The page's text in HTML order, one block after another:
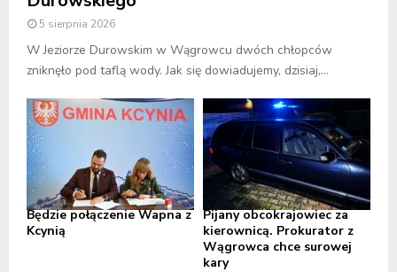
5 sierpnia 2026
W Jeziorze Durowskim w Wągrowcu dwóch chłopców
zniknęło pod taflą wody. Jak się dowiadujemy, dzisiaj,...
Będzie połączenie Wapna z
Kcynią
Pijany obcokrajowiec za
kierownicą. Prokurator z
Wągrowca chce surowej
kary